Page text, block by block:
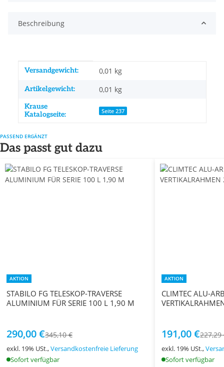
Beschreibung
Produkteigenschaft
Wert
Versandgewicht: 0,01 kg
Artikelgewicht: 0,01 kg
Krause
Katalogseite:
Seite 237
PASSEND ERGÄNZT
Das passt gut dazu
AKTION
STABILO FG TELESKOP-TRAVERSE
ALUMINIUM FÜR SERIE 100 L 1,90 M
290,00 €345,10 €
exkl. 19% USt.,Versandkostenfreie Lieferung
Sofort verfügbar
AKTION
CLIMTEC ALU-
191,00 €227,29
exkl. 19% USt.,
Sofort verfügbar